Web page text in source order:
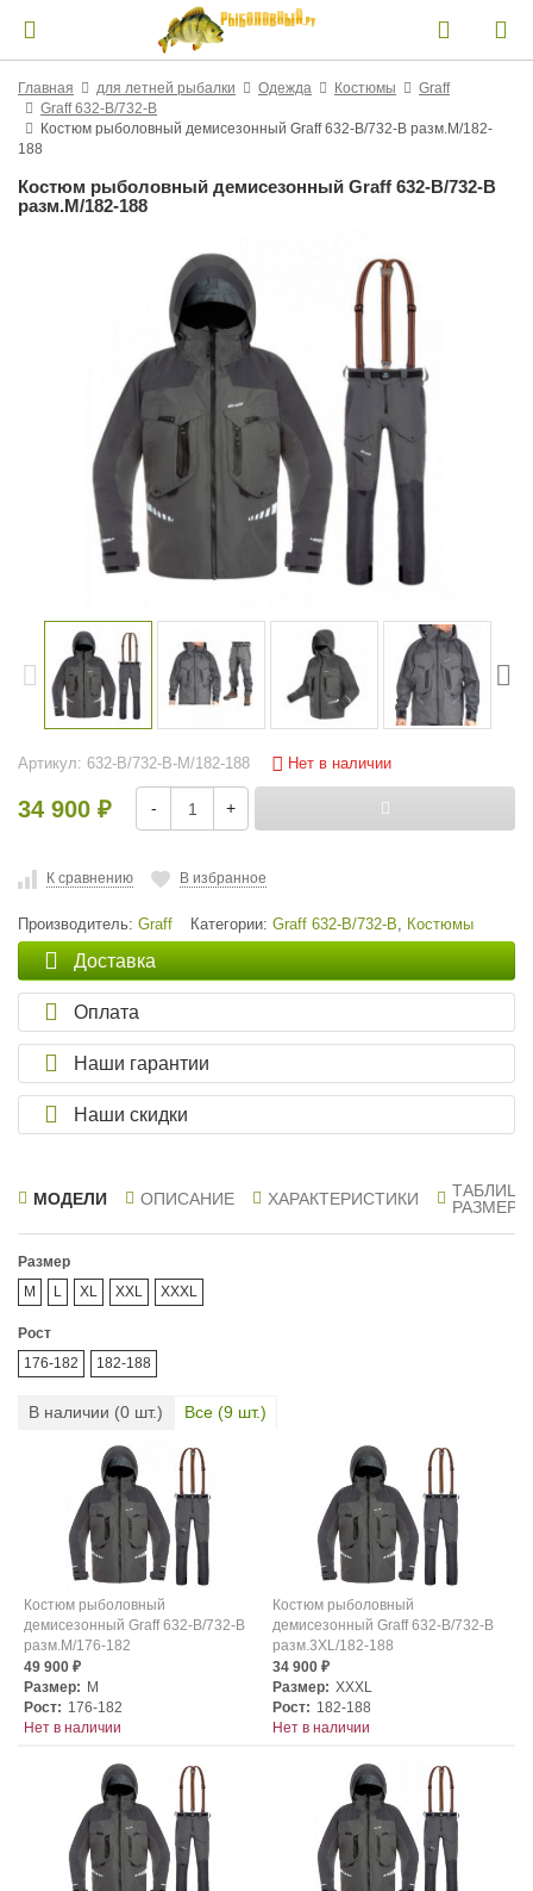
Главная для летней рыбалки Одежда Костюмы
Graff
Graff 632-В/732-В
Костюм рыболовный демисезонный Graff 632-В/732-В разм.M/182-
188
Костюм рыболовный демисезонный Graff 632-В/732-В
разм.M/182-188
Артикул: 632-В/732-В-M/182-188 Нет в наличии
34 900 ₽ - +
К сравнению В избранное
Производитель: Graff Категории: Graff 632-В/732-В, Костюмы
Доставка
Оплата
Наши гарантии
Наши скидки
МОДЕЛИ ОПИСАНИЕ ХАРАКТЕРИСТИКИ
ТАБЛИЦА
Размер
M
L XL XXL XXXL
Рост
176-182
182-188
В наличии (0 шт.) Все (9 шт.)
Костюм рыболовный
демисезонный Graff 632-В/732-В
разм.M/176-182
49 900 ₽
Размер: M
Рост: 176-182
Нет в наличии
Костюм рыболовный
демисезонный Graff 632-В/732-В
разм.3XL/182-188
34 900 ₽
Размер: XXXL
Рост: 182-188
Нет в наличии